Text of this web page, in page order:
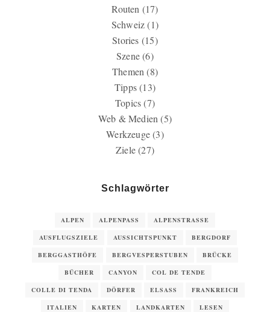
Routen (17)
Schweiz(1)
Stories (15)
Szene(6)
Themen (8)
Tipps(13)
Topics(7)
Web & Medien (5)
Werkzeuge(3)
Ziele(27)
Schlagwörter
ALPEN ALPENPASS ALPENSTRASSE
AUSFLUGSZIELE AUSSICHTSPUNKT BERGDORF
BERGGASTHÖFE BERGVESPERSTUBEN BRÜCKE
BÜCHER CANYON COL DE TENDE
COLLE DI TENDA DÖRFER ELSASS FRANKREICH
ITALIEN KARTEN LANDKARTEN LESEN